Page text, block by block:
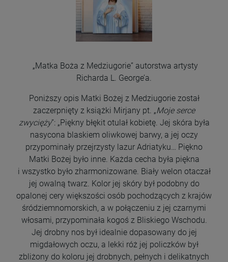
„Matka Boża z Medziugorie” autorstwa artysty
Richarda L. George’a.
Poniższy opis Matki Bożej z Medziugorie został
zaczerpnięty z książki Mirjany pt. „Moje serce
zwycięży”: „Piękny błękit otulał kobietę. Jej skóra była
nasycona blaskiem oliwkowej barwy, a jej oczy
przypominały przejrzysty lazur Adriatyku… Piękno
Matki Bożej było inne. Każda cecha była piękna
i wszystko było zharmonizowane. Biały welon otaczał
jej owalną twarz. Kolor jej skóry był podobny do
opalonej cery większości osób pochodzących z krajów
śródziemnomorskich, a w połączeniu z jej czarnymi
włosami, przypominała kogoś z Bliskiego Wschodu.
Jej drobny nos był idealnie dopasowany do jej
migdałowych oczu, a lekki róż jej policzków był
zbliżony do koloru jej drobnych, pełnych i delikatnych